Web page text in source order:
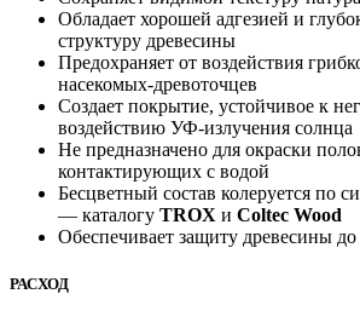
Обладает хорошей адгезией и
структуру древесины
Предохраняет от воздействия
насекомых-древоточцев
Создает покрытие, устойчивое к
воздействию УФ-излучения солнца
Не предназначено для окраски
контактирующих с водой
Бесцветный состав колеруется по
— каталогу TROX и Coltec Wood
Обеспечивает защиту древесины до
РАСХОД